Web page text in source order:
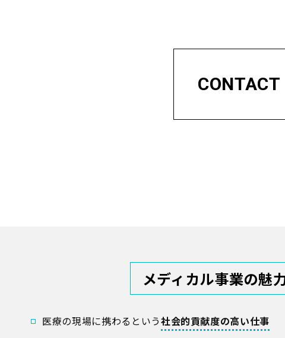
CONTACT
メディカル事業の魅
医療の現場に携わるという社会的貢献度の高い仕事